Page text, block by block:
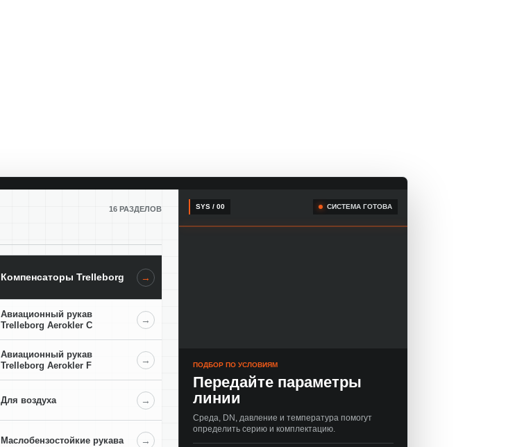
16 РАЗДЕЛОВ
Компенсаторы Trelleborg →
Авиационный рукав
Trelleborg Aerokler C
→
Авиационный рукав
Trelleborg Aerokler F
→
Для воздуха →
Маслобензостойкие рукава →
SYS / 00 СИСТЕМА ГОТОВА
ПОДБОР ПО УСЛОВИЯМ
Передайте параметры
линии
Среда, DN, давление и температура помогут
определить серию и комплектацию.